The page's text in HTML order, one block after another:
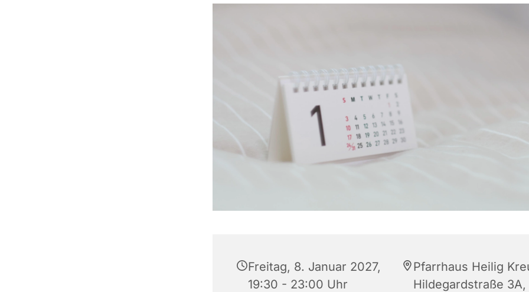
Freitag, 8. Januar 2027,
19:30 - 23:00 Uhr
Pfarrhaus Heilig
Hildegardstraße 3A,